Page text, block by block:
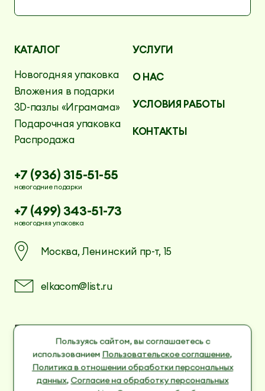
Пользуясь сайтом, вы соглашаетесь с
использованием Пользовательское соглашение,
Политика в отношении обработки персональных
данных,Согласие на обработку персональных
КАТАЛОГ
Новогодняя упаковка
Вложения в подарки
3D-пазлы «Играмама»
Подарочная упаковка
Распродажа
УСЛУГИ
О НАС
УСЛОВИЯ РАБОТЫ
КОНТАКТЫ
+7 (936) 315-51-55
новогодние подарки
+7 (499) 343-51-73
новогодняя упаковка
Москва, Ленинский пр-т, 15
elkacom@list.ru
Пользовательское соглашение
Политика в отношении обработки
персональных данных
Согласие на обработку персональных данных
cookies
Согласие на обработку персональных данных